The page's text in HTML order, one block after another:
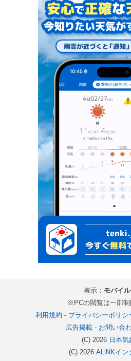
表示： モバイル
※PCの閲覧は一部制
利用規約 - プライバシーポリシ
広告掲載- お問い合
(C) 2026 日本気
(C) 2026 ALiNKイン